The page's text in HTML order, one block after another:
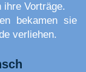
ihre Vorträge.
bekamen sie
verliehen.